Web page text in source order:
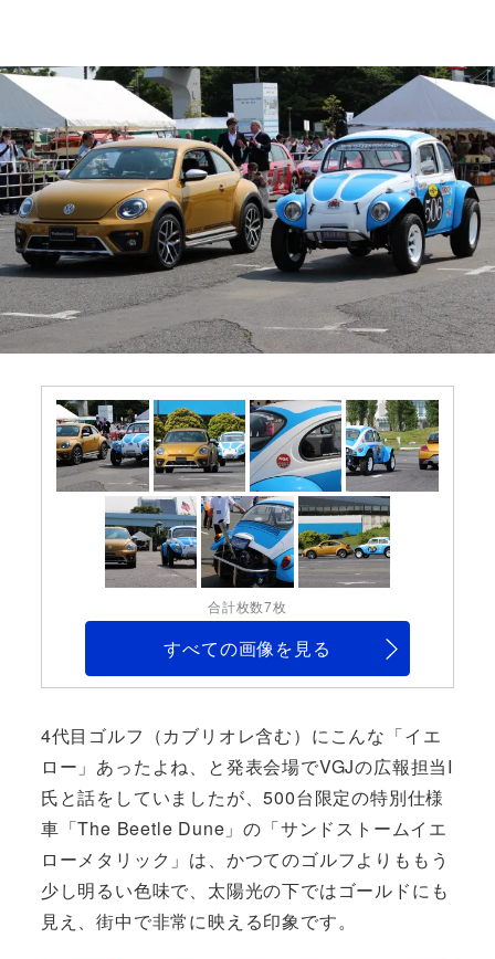
合計枚数7枚
すべての画像を見る
4代目ゴルフ（カブリオレ含む）にこんな「イエ
ロー」あったよね、と発表会場でVGJの広報担当I
氏と話をしていましたが、500台限定の特別仕様
車「The Beetle Dune」の「サンドストームイエ
ローメタリック」は、かつてのゴルフよりももう
少し明るい色味で、太陽光の下ではゴールドにも
見え、街中で非常に映える印象です。